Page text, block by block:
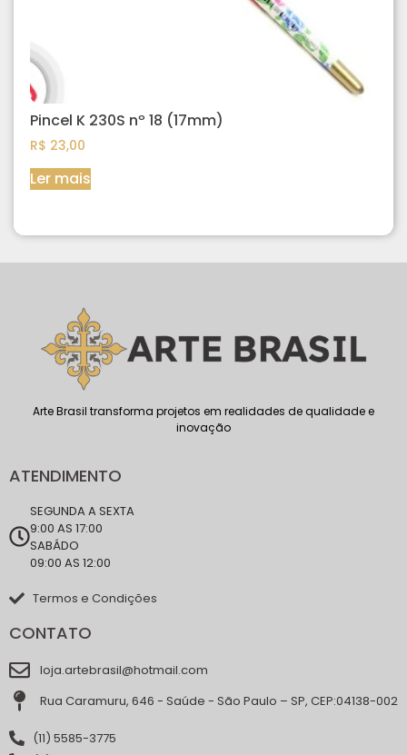
Pincel K 230S nº 18 (17mm)
R$ 23,00
Ler mais
Arte Brasil transforma projetos em realidades de qualidade e
inovação
ATENDIMENTO
SEGUNDA A SEXTA
9:00 AS 17:00
SABÁDO
09:00 AS 12:00
Termos e Condições
CONTATO
loja.artebrasil@hotmail.com
Rua Caramuru, 646 - Saúde - São Paulo – SP, CEP:04138-002
(11) 5585-3775